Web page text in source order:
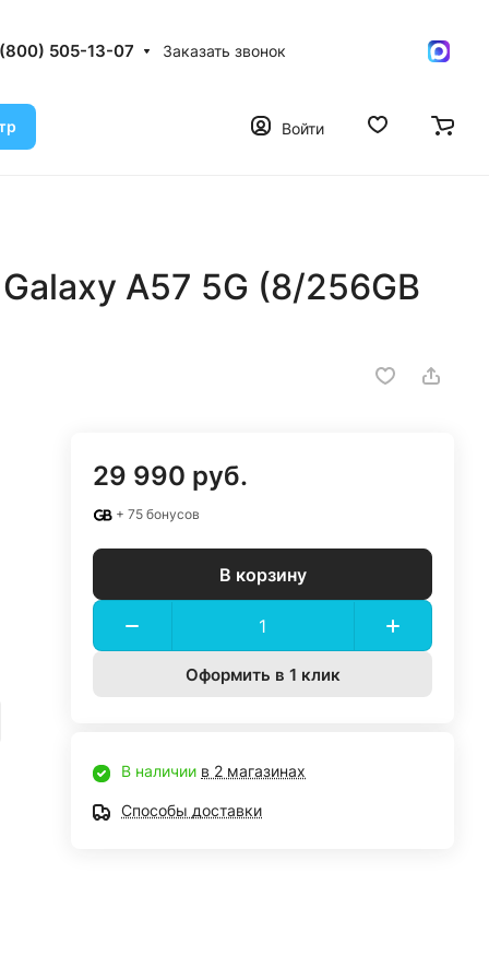
505-13-07 Заказать звонок
Войти
A57 5G (8/256GB
29 990 руб.
+ 75 бонусов
В корзину
Оформить в 1 клик
В наличии в 2 магазинах
Способы доставки